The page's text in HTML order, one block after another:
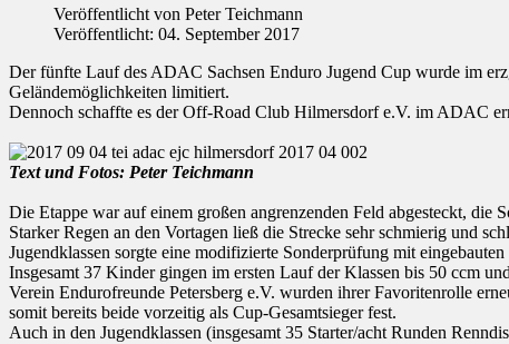
Veröffentlicht von Peter Teichmann
Veröffentlicht: 04. September 2017
Der fünfte Lauf des ADAC Sachsen Enduro Jugend Cup wurde im
Geländemöglichkeiten limitiert.
Dennoch schaffte es der Off-Road Club Hilmersdorf e.V. im ADAC
Text und Fotos: Peter Teichmann
Die Etappe war auf einem großen angrenzenden Feld abgesteckt, die
Starker Regen an den Vortagen ließ die Strecke sehr schmierig und
Jugendklassen sorgte eine modifizierte Sonderprüfung mit
Insgesamt 37 Kinder gingen im ersten Lauf der Klassen bis 50 ccm
Verein Endurofreunde Petersberg e.V. wurden ihrer Favoritenrolle
somit bereits beide vorzeitig als Cup-Gesamtsieger fest.
Auch in den Jugendklassen (insgesamt 35 Starter/acht Runden